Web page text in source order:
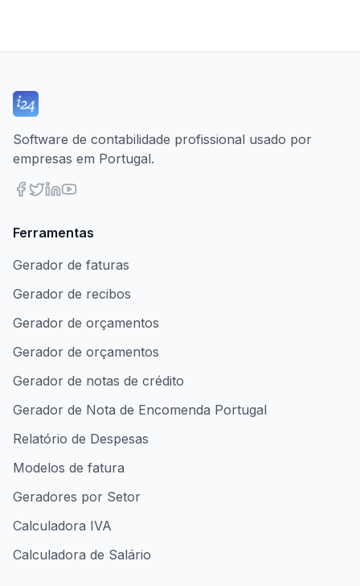
Software de contabilidade profissional usado por
empresas em Portugal.
Ferramentas
Gerador de faturas
Gerador de recibos
Gerador de orçamentos
Gerador de orçamentos
Gerador de notas de crédito
Gerador de Nota de Encomenda Portugal
Relatório de Despesas
Modelos de fatura
Geradores por Setor
Calculadora IVA
Calculadora de Salário